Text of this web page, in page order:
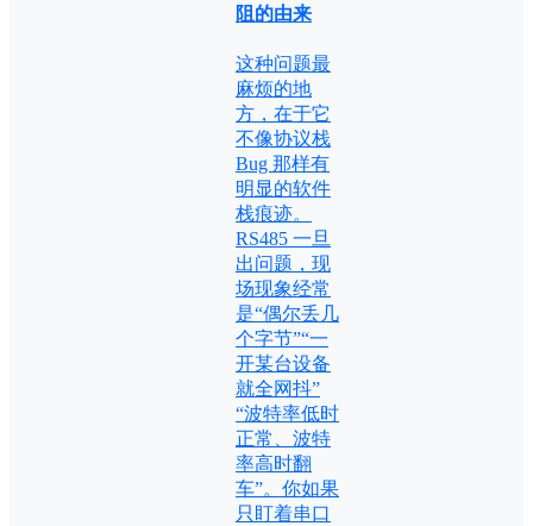
阻的由来
这种问题最
麻烦的地
方，在于它
不像协议栈
Bug 那样有
明显的软件
栈痕迹。
RS485 一旦
出问题，现
场现象经常
是“偶尔丢几
个字节”“一
开某台设备
就全网抖”
“波特率低时
正常、波特
率高时翻
车”。你如果
只盯着串口